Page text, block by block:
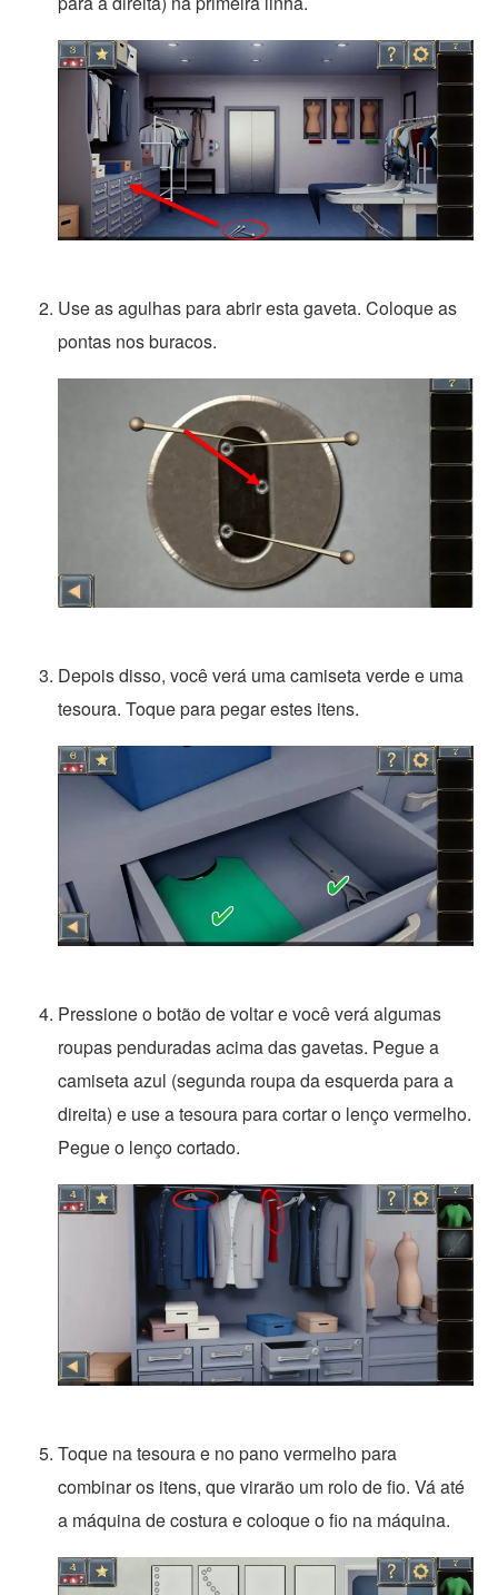
Use as agulhas para abrir esta gaveta. Coloque as
pontas nos buracos.
Depois disso, você verá uma camiseta verde e uma
tesoura. Toque para pegar estes itens.
Pressione o botão de voltar e você verá algumas
roupas penduradas acima das gavetas. Pegue a
camiseta azul (segunda roupa da esquerda para a
direita) e use a tesoura para cortar o lenço vermelho.
Pegue o lenço cortado.
Toque na tesoura e no pano vermelho para
combinar os itens, que virarão um rolo de fio. Vá até
a máquina de costura e coloque o fio na máquina.